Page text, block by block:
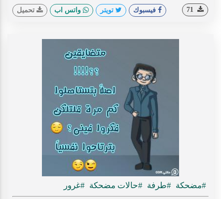
فيسبوك تويتر واتس اب تحميل
#مضحكة #طرفة #حالات مضحكة #غرور